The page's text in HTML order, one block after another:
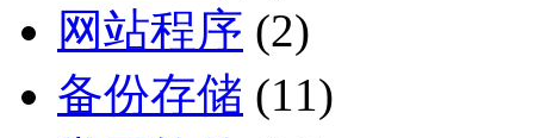
网站程序 (2)
备份存储 (11)